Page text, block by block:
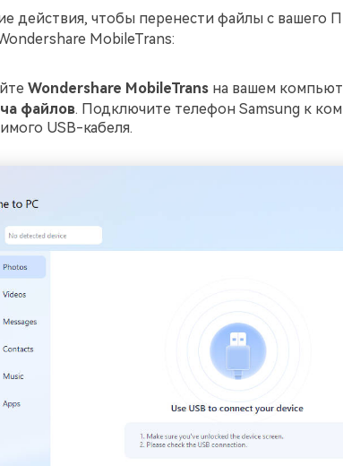
действия, чтобы перенести файлы с вашего
MobileTrans:
Wondershare MobileTransна вашем
файлов. Подключите телефон Samsung к
USB-кабеля.